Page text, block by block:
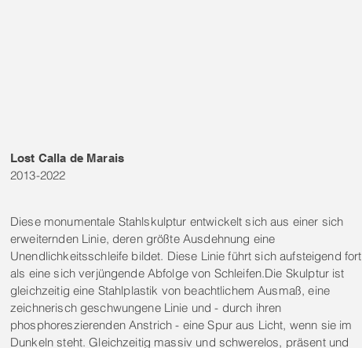
Lost Calla de Marais
2013-2022
Diese monumentale Stahlskulptur entwickelt sich aus einer sich
erweiternden Linie, deren größte Ausdehnung eine
Unendlichkeitsschleife bildet. Diese Linie führt sich aufsteigend fort
als eine sich verjüngende Abfolge von Schleifen.Die Skulptur ist
gleichzeitig eine Stahlplastik von beachtlichem Ausmaß, eine
zeichnerisch geschwungene Linie und - durch ihren
phosphoreszierenden Anstrich - eine Spur aus Licht, wenn sie im
Dunkeln steht. Gleichzeitig massiv und schwerelos, präsent und